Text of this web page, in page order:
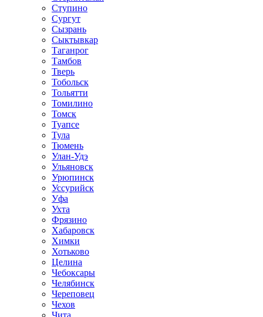
Ступино
Сургут
Сызрань
Сыктывкар
Таганрог
Тамбов
Тверь
Тобольск
Тольятти
Томилино
Томск
Туапсе
Тула
Тюмень
Улан-Удэ
Ульяновск
Урюпинск
Уссурийск
Уфа
Ухта
Фрязино
Хабаровск
Химки
Хотьково
Целина
Чебоксары
Челябинск
Череповец
Чехов
Чита